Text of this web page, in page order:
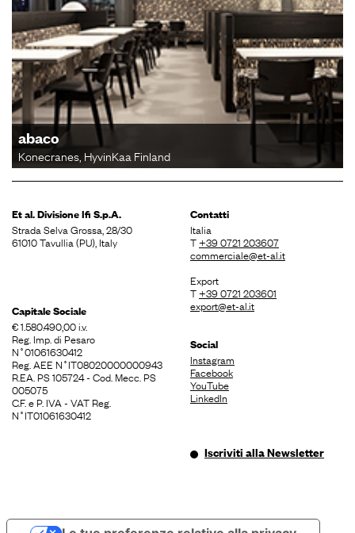
abaco
Konecranes, HyvinKaa Finland
Et al. DivisioneIfi S.p.A.
Strada Selva Grossa, 28/30
61010 Tavullia (PU), Italy
Capitale Sociale
€ 1.580.490,00 i.v.
Reg. Imp. di Pesaro
N˚01061630412
Reg. AEE N˚IT08020000000943
R.EA. PS 105724 - Cod. Mecc. PS
005075
C.F. e P. IVA - VAT Reg.
N˚IT01061630412
Contatti
Italia
T+39 0721 203607
commerciale@et-al.it
Export
T+39 0721 203601
export@et-al.it
Social
Instagram
Facebook
YouTube
LinkedIn
Iscriviti alla Newsletter